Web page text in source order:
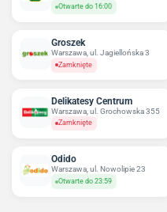
Otwarte do 16:00
Groszek
Warszawa, ul. Jagiellońska 3
Zamknięte
Delikatesy Centrum
Warszawa, ul. Grochowska 355
Zamknięte
Odido
Warszawa, ul. Nowolipie 23
Otwarte do 23:59